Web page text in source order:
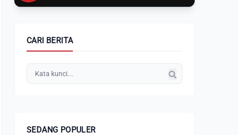
CARI BERITA
SEDANG POPULER